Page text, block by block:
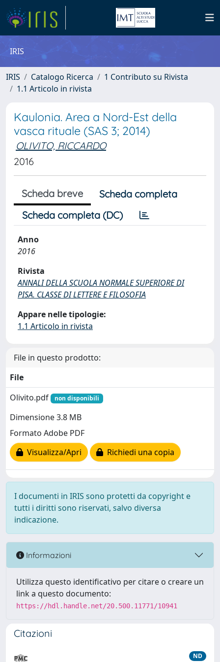
IRIS
IRIS Catalogo Ricerca
1 Contributo su Rivista
1.1 Articolo in rivista
Kaulonia. Area a Nord-Est della
vasca rituale (SAS 3; 2014)
OLIVITO, RICCARDO
2016
Scheda breve
Scheda completa
Scheda completa (DC)
Anno
2016
Rivista
ANNALI DELLA SCUOLA NORMALE SUPERIORE DI
PISA. CLASSE DI LETTERE E FILOSOFIA
Appare nelle tipologie:
1.1 Articolo in rivista
File in questo prodotto:
File
Olivito.pdf
non disponibili
Dimensione 3.8 MB
Formato Adobe PDF
Visualizza/Apri
Richiedi una copia
I documenti in IRIS sono protetti da copyright e
tutti i diritti sono riservati, salvo diversa
indicazione.
Informazioni
Utilizza questo identificativo per citare o creare un
link a questo documento:
https://hdl.handle.net/20.500.11771/10941
Citazioni
ND